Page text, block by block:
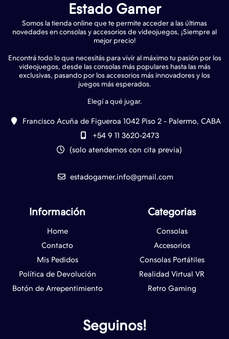
Estado Gamer
Somos la tienda online que te permite acceder a las últimas
novedades en consolas y accesorios de videojuegos, ¡Siempre al
mejor precio!
Encontrá todo lo que necesitás para vivir al máximo tu pasión por los
videojuegos, desde las consolas más populares hasta las más
exclusivas, pasando por los accesorios más innovadores y los
juegos más esperados.
Francisco Acuña de Figueroa 1042 Piso 2 - Palermo, CABA
+54 9 11 3620-2473
(solo atendemos con cita previa)
estadogamer.info@gmail.com
Información
Home
Contacto
Mis Pedidos
Política de Devolución
Botón de Arrepentimiento
Categorias
Consolas
Accesorios
Consolas Portátiles
Realidad Virtual VR
Retro Gaming
Seguinos!